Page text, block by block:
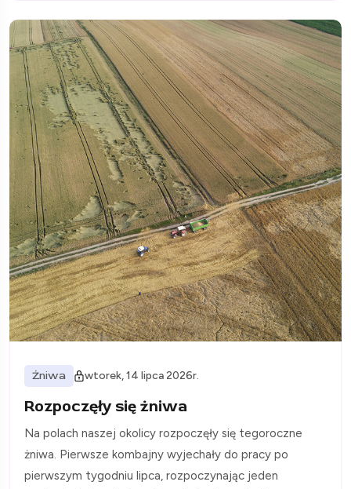
Żniwa wtorek, 14 lipca 2026r.
Rozpoczęły się żniwa
Na polach naszej okolicy rozpoczęły się tegoroczne
żniwa. Pierwsze kombajny wyjechały do pracy po
pierwszym tygodniu lipca, rozpoczynając jeden